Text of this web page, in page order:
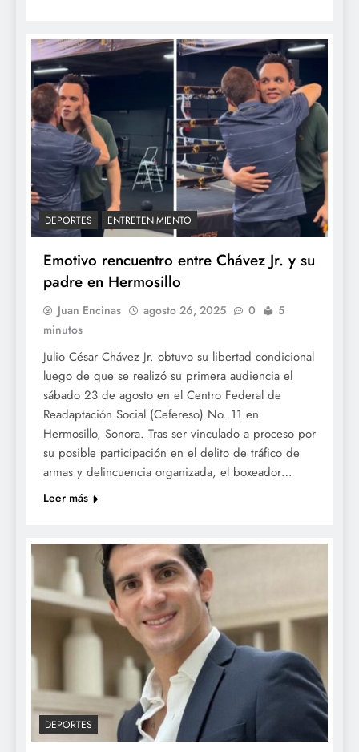
DEPORTES ENTRETENIMIENTO
Emotivo rencuentro entre Chávez Jr. y su
padre en Hermosillo
Juan Encinas agosto 26, 2025 0
5
minutos
Julio César Chávez Jr. obtuvo su libertad condicional
luego de que se realizó su primera audiencia el
sábado 23 de agosto en el Centro Federal de
Readaptación Social (Cefereso) No. 11 en
Hermosillo, Sonora. Tras ser vinculado a proceso por
su posible participación en el delito de tráfico de
armas y delincuencia organizada, el boxeador…
Leer más
DEPORTES